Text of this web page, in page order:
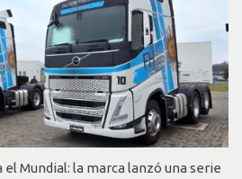
el Mundial: la marca lanzó una serie